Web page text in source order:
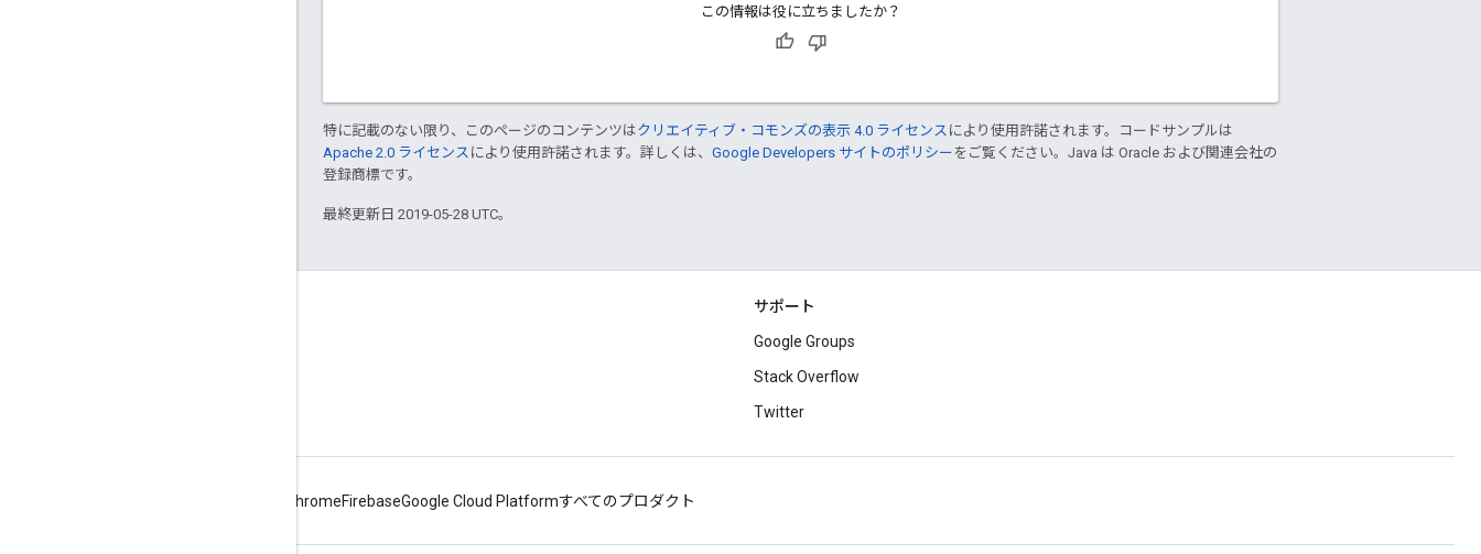
この情報は役に立ちましたか？
特に記載のない限り、このページのコンテンツはクリエイティブ・コモンズの表示 4.0 ライセンス により使用許諾されます。コードサンプルは
Apache 2.0 ライセンス により使用許諾されます。詳しくは、 Google Developers サイトのポリシー をご覧ください。Java は Oracle および関連会社の
登録商標です。
最終更新日 2019-05-28 UTC。
サポート
Google Groups
Stack Overflow
Twitter
ChromeFirebaseGoogle Cloud Platformすべてのプロダクト